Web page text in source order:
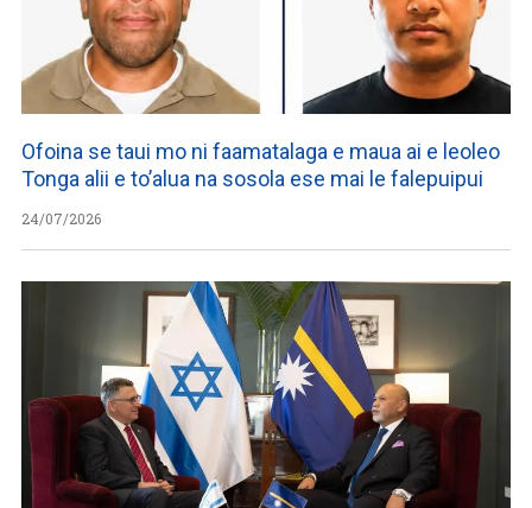
Ofoina se taui mo ni faamatalaga e maua ai e leoleo
Tonga alii e to’alua na sosola ese mai le falepuipui
24/07/2026